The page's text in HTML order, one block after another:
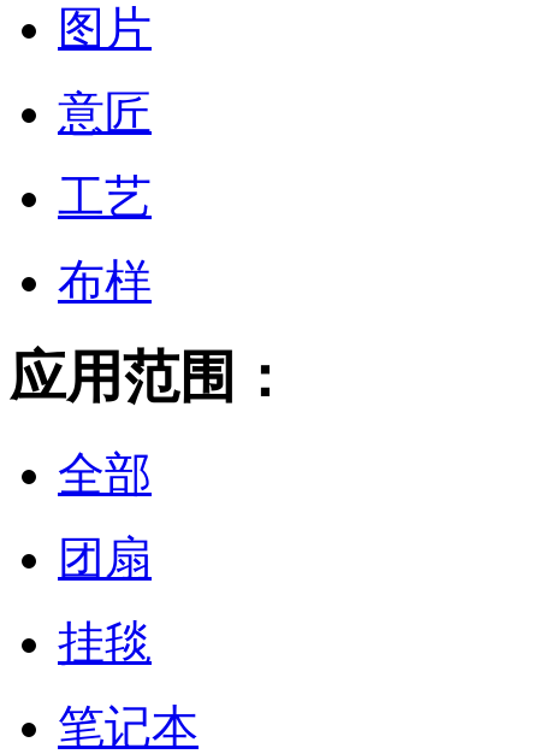
图片
意匠
工艺
布样
应用范围：
全部
团扇
挂毯
笔记本